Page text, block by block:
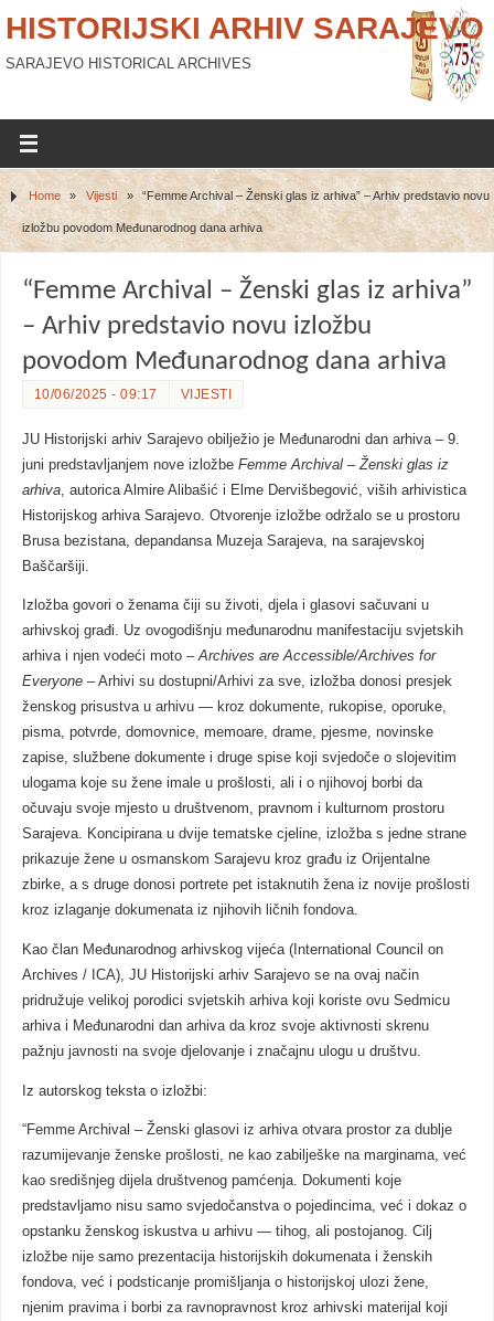
HISTORIJSKI ARHIV SARAJEVO
SARAJEVO HISTORICAL ARCHIVES
Home » Vijesti » “Femme Archival – Ženski glas iz arhiva” – Arhiv predstavio novu
izložbu povodom Međunarodnog dana arhiva
“Femme Archival – Ženski glas iz arhiva”
– Arhiv predstavio novu izložbu
povodom Međunarodnog dana arhiva
10/06/2025 - 09:17 VIJESTI
JU Historijski arhiv Sarajevo obilježio je Međunarodni dan arhiva – 9.
juni predstavljanjem nove izložbe Femme Archival – Ženski glas iz
arhiva, autorica Almire Alibašić i Elme Dervišbegović, viših arhivistica
Historijskog arhiva Sarajevo. Otvorenje izložbe održalo se u prostoru
Brusa bezistana, depandansa Muzeja Sarajeva, na sarajevskoj
Baščaršiji.
Izložba govori o ženama čiji su životi, djela i glasovi sačuvani u
arhivskoj građi. Uz ovogodišnju međunarodnu manifestaciju svjetskih
arhiva i njen vodeći moto –Archives are Accessible/Archives for
Everyone– Arhivi su dostupni/Arhivi za sve, izložba donosi presjek
ženskog prisustva u arhivu — kroz dokumente, rukopise, oporuke,
pisma, potvrde, domovnice, memoare, drame, pjesme, novinske
zapise, službene dokumente i druge spise koji svjedoče o slojevitim
ulogama koje su žene imale u prošlosti, ali i o njihovoj borbi da
očuvaju svoje mjesto u društvenom, pravnom i kulturnom prostoru
Sarajeva. Koncipirana u dvije tematske cjeline, izložba s jedne strane
prikazuje žene u osmanskom Sarajevu kroz građu iz Orijentalne
zbirke, a s druge donosi portrete pet istaknutih žena iz novije prošlosti
kroz izlaganje dokumenata iz njihovih ličnih fondova.
Kao član Međunarodnog arhivskog vijeća (International Council on
Archives / ICA), JU Historijski arhiv Sarajevo se na ovaj način
pridružuje velikoj porodici svjetskih arhiva koji koriste ovu Sedmicu
arhiva i Međunarodni dan arhiva da kroz svoje aktivnosti skrenu
pažnju javnosti na svoje djelovanje i značajnu ulogu u društvu.
Iz autorskog teksta o izložbi:
“Femme Archival – Ženski glasovi iz arhiva otvara prostor za dublje
razumijevanje ženske prošlosti, ne kao zabilješke na marginama, već
kao središnjeg dijela društvenog pamćenja. Dokumenti koje
predstavljamo nisu samo svjedočanstva o pojedincima, već i dokaz o
opstanku ženskog iskustva u arhivu — tihog, ali postojanog. Cilj
izložbe nije samo prezentacija historijskih dokumenata i ženskih
fondova, već i podsticanje promišljanja o historijskoj ulozi žene,
njenim pravima i borbi za ravnopravnost kroz arhivski materijal koji